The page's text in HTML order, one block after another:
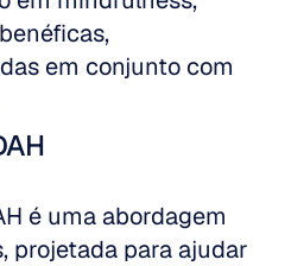
em conjunto com
é uma abordagem
projetada para ajudar